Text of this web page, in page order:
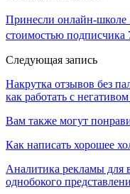
Принесли онлайн-школе
стоимостью подписчика
Следующая запись
Накрутка отзывов без
как работать с
Вам также могут
Как написать хорошее
Аналитика рекламы для
однобокого